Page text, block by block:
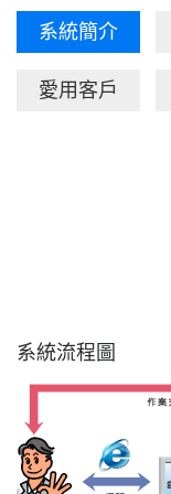
系統簡介
愛用客戶
系統流程圖